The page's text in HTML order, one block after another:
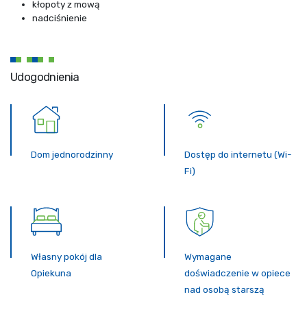
kłopoty z mową
nadciśnienie
Udogodnienia
Dom jednorodzinny
Dostęp do internetu (Wi-
Fi)
Własny pokój dla
Opiekuna
Wymagane
doświadczenie w opiece
nad osobą starszą